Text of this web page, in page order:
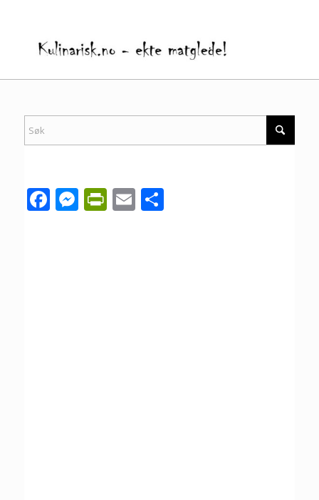
Facebook
Messenger
PrintFriendly
EmailShare